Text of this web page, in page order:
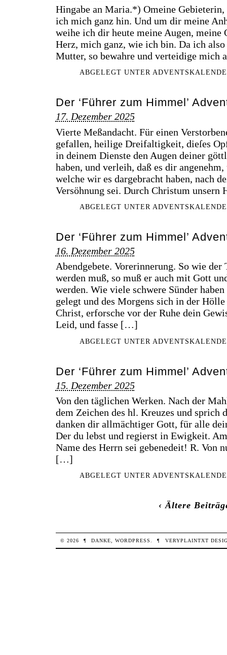
Hingabe an Maria.*) Omeine
ich mich ganz hin. Und um dir meine
weihe ich dir heute meine Augen, meine
Herz, mich ganz, wie ich bin. Da ich
Mutter, so bewahre und verteidige
ABGELEGT UNTER
Der ‘Führer zum Himmel’
17. Dezember 2025
Vierte Meßandacht. Für einen
gefallen, heilige Dreifaltigkeit, dieſes
in deinem Dienste den Augen deiner
haben, und verleih, daß es dir
welche wir es dargebracht haben, nach
Versöhnung sei. Durch Christum
ABGELEGT UNTER
Der ‘Führer zum Himmel’
16. Dezember 2025
Abendgebete. Vorerinnerung. So wie
werden muß, so muß er auch mit Gott
werden. Wie viele schwere Sünder
gelegt und des Morgens sich in der
Christ, erforsche vor der Ruhe dein
Leid, und fasse […]
ABGELEGT UNTER
Der ‘Führer zum Himmel’
15. Dezember 2025
Von den täglichen Werken. Nach der
dem Zeichen des hl. Kreuzes und sprich
danken dir allmächtiger Gott, für alle
Der du lebst und regierst in Ewigkeit.
Name des Herrn sei gebenedeit! R. Von
[…]
ABGELEGT UNTER
‹ Ältere
© 2026 ¶ DANKE,WORDPRESS ¶ VERYPLAINTXT